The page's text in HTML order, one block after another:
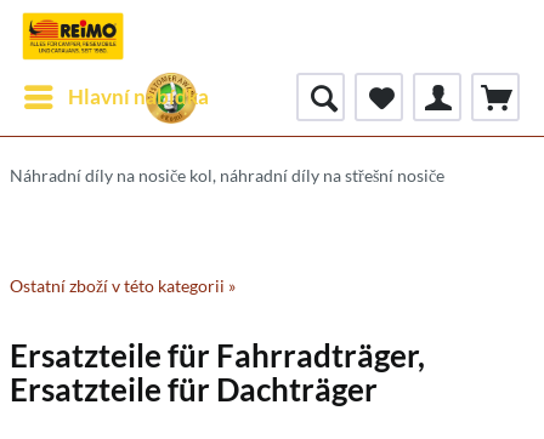
Hlavní nabídka
Náhradní díly na nosiče kol, náhradní díly na střešní nosiče
Ostatní zboží v této kategorii »
Ersatzteile für Fahrradträger,
Ersatzteile für Dachträger